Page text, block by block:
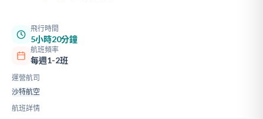
飛行時間
5小時20分鐘
航班頻率
每週1-2班
運營航司
沙特航空
航班詳情